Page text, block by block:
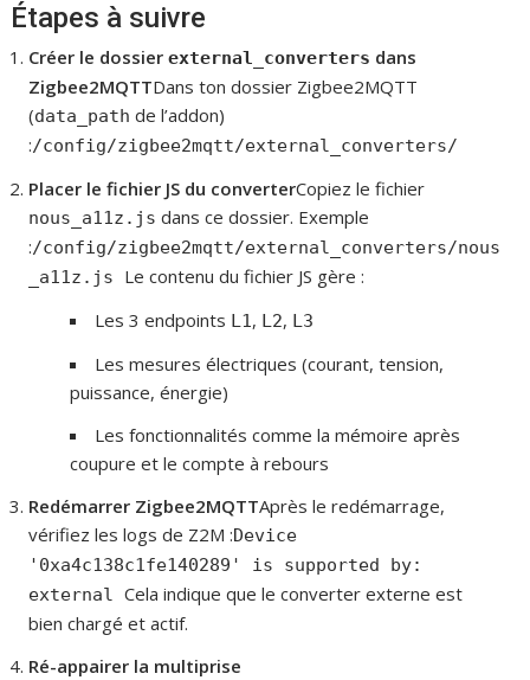
Étapes à suivre
Créer le dossierexternal_converters dans
Zigbee2MQTTDans ton dossier Zigbee2MQTT
(data_path de l’addon)
:/config/zigbee2mqtt/external_converters/
Placer le fichier JS du converterCopiez le fichier
nous_a11z.js dans ce dossier. Exemple
:/config/zigbee2mqtt/external_converters/nous
_a11z.js Le contenu du fichier JS gère :
Les 3 endpoints L1, L2, L3
Les mesures électriques (courant, tension,
puissance, énergie)
Les fonctionnalités comme la mémoire après
coupure et le compte à rebours
Redémarrer Zigbee2MQTTAprès le redémarrage,
vérifiez les logs de Z2M :Device
'0xa4c138c1fe140289' is supported by:
externalCela indique que le converter externe est
bien chargé et actif.
Ré-appairer la multiprise